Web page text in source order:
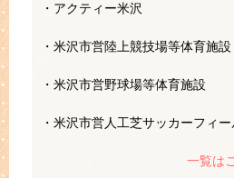
・アクティー米沢
・米沢市営陸上競技場等体育施設
・米沢市営野球場等体育施設
・米沢市営人工芝サッカーフィー
一覧は